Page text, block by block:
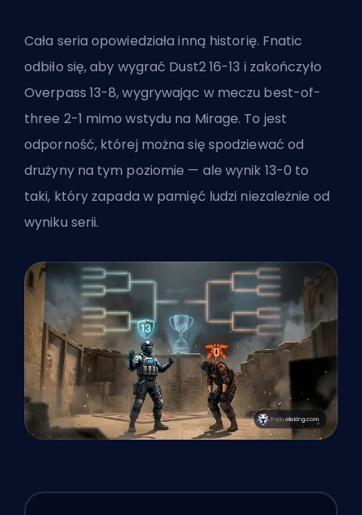
Cała seria opowiedziała inną historię. Fnatic
odbiło się, aby wygrać Dust2 16-13 i zakończyło
Overpass 13-8, wygrywając w meczu best-of-
three 2-1 mimo wstydu na Mirage. To jest
odporność, której można się spodziewać od
drużyny na tym poziomie — ale wynik 13-0 to
taki, który zapada w pamięć ludzi niezależnie od
wyniku serii.